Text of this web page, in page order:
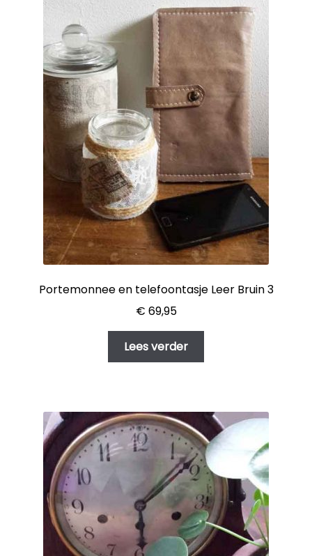
Portemonnee en telefoontasje Leer Bruin 3
€ 69,95
Lees verder